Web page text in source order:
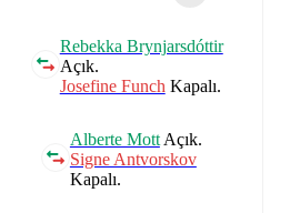
Rebekka Brynjarsdóttir
Açık.
Josefine Funch Kapalı.
Alberte MottAçık.
Signe Antvorskov
Kapalı.